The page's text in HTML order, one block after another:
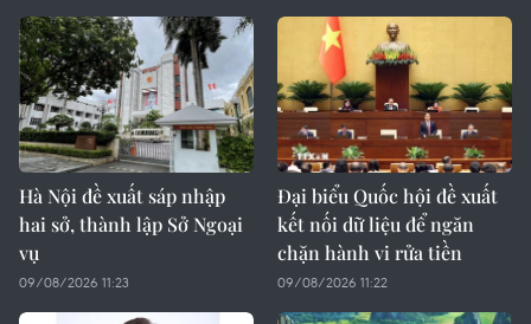
Hà Nội đề xuất sáp nhập
hai sở, thành lập Sở Ngoại
vụ
09/08/2026 11:23
Đại biểu Quốc hội đề xuất
kết nối dữ liệu để ngăn
chặn hành vi rửa tiền
09/08/2026 11:22